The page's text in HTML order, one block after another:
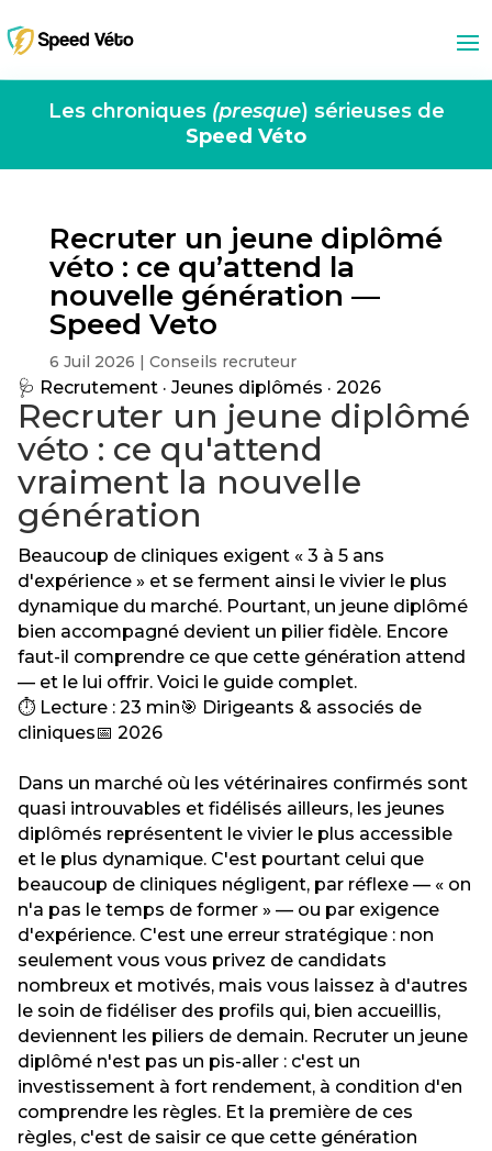
Les chroniques (presque) sérieuses de
Speed Véto
Recruter un jeune diplômé
véto : ce qu’attend la
nouvelle génération —
Speed Veto
6 Juil 2026 | Conseils recruteur
🩺 Recrutement · Jeunes diplômés · 2026
Recruter un jeune diplômé
véto : ce qu'attend
vraiment la nouvelle
génération
Beaucoup de cliniques exigent « 3 à 5 ans
d'expérience » et se ferment ainsi le vivier le plus
dynamique du marché. Pourtant, un jeune diplômé
bien accompagné devient un pilier fidèle. Encore
faut-il comprendre ce que cette génération attend
— et le lui offrir. Voici le guide complet.
⏱ Lecture : 23 min🎯 Dirigeants & associés de
cliniques📅 2026
Dans un marché où les vétérinaires confirmés sont
quasi introuvables et fidélisés ailleurs, les jeunes
diplômés représentent le vivier le plus accessible
et le plus dynamique. C'est pourtant celui que
beaucoup de cliniques négligent, par réflexe — « on
n'a pas le temps de former » — ou par exigence
d'expérience. C'est une erreur stratégique : non
seulement vous vous privez de candidats
nombreux et motivés, mais vous laissez à d'autres
le soin de fidéliser des profils qui, bien accueillis,
deviennent les piliers de demain. Recruter un jeune
diplômé n'est pas un pis-aller : c'est un
investissement à fort rendement, à condition d'en
comprendre les règles. Et la première de ces
règles, c'est de saisir ce que cette génération